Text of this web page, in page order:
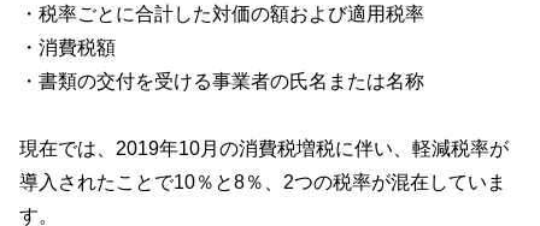
・税率ごとに合計した対価の額および適用税率
・消費税額
・書類の交付を受ける事業者の氏名または名称
現在では、2019年10月の消費税増税に伴い、軽減税率が
導入されたことで10％と8％、2つの税率が混在していま
す。